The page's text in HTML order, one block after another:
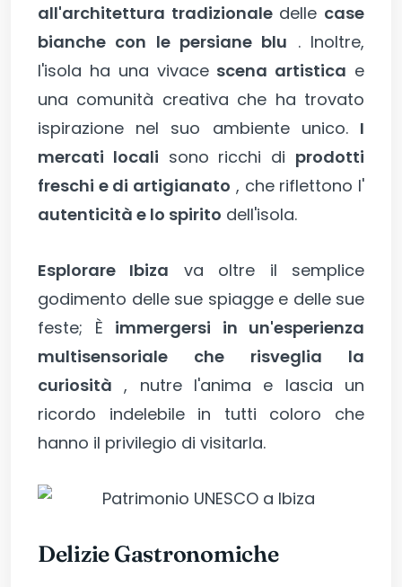
all'architettura tradizionaledelle case
bianche con le persiane blu . Inoltre,
l'isola ha una vivace scena artistica e
una comunità creativa che ha trovato
ispirazione nel suo ambiente unico. I
mercati locali sono ricchi di prodotti
freschi e di artigianato , che riflettono l'
autenticità e lo spirito dell'isola.
Esplorare Ibiza va oltre il semplice
godimento delle sue spiagge e delle sue
feste; È immergersi in un'esperienza
multisensoriale che risveglia la
curiosità , nutre l'anima e lascia un
ricordo indelebile in tutti coloro che
hanno il privilegio di visitarla.
Delizie Gastronomiche